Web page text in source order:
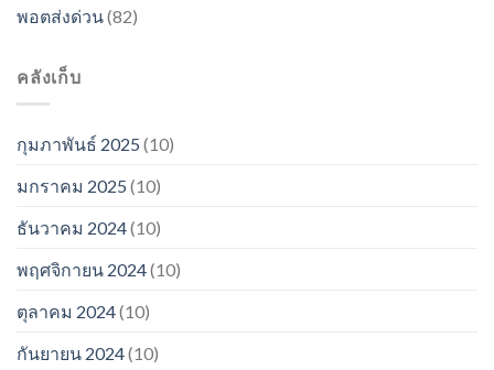
พอตส่งด่วน(82)
คลังเก็บ
กุมภาพันธ์ 2025 (10)
มกราคม 2025 (10)
ธันวาคม 2024(10)
พฤศจิกายน 2024(10)
ตุลาคม 2024(10)
กันยายน 2024(10)